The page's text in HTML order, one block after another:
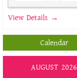
View Details →
Calendar
AUGUST 2026